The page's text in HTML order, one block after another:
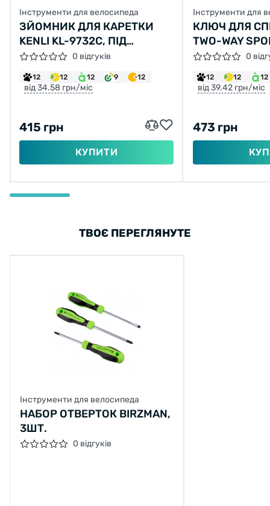
Інструменти для велосипеда
ЗЙОМНИК ДЛЯ КАРЕТКИ
KENLI KL-9732C, ПІД
HOLLOWTECH, СТАЛЬ,
ГУМОВА РУЧКА
0 відгуків
12 12 12 9 12
від 34.58 грн/міс
415 грн
КУПИТИ
Інструменти для
КЛЮЧ ДЛЯ
TWO-WAY
3.23
0
12 12 12
від 39.42 грн/міс
473 грн
ТВОЄ ПЕРЕГЛЯНУТЕ
Інструменти для велосипеда
НАБОР ОТВЕРТОК BIRZMAN,
3ШТ.
0 відгуків